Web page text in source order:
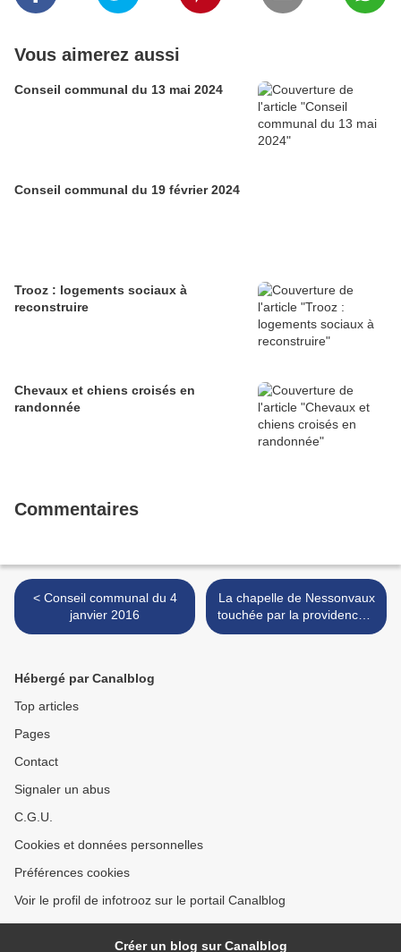
Vous aimerez aussi
Conseil communal du 13 mai 2024
Conseil communal du 19 février 2024
Trooz : logements sociaux à
reconstruire
Chevaux et chiens croisés en
randonnée
Commentaires
< Conseil communal du 4
janvier 2016
La chapelle de Nessonvaux
touchée par la providence ?
>
Hébergé par Canalblog
Top articles
Pages
Contact
Signaler un abus
C.G.U.
Cookies et données personnelles
Préférences cookies
Voir le profil de infotrooz sur le portail Canalblog
Créer un blog sur Canalblog